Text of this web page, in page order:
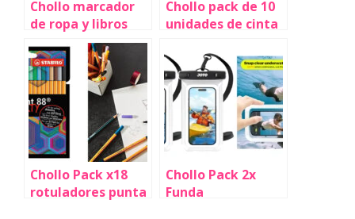
Chollo marcador
de ropa y libros
Mine Compact por
sólo 10,85€ (17%
de descuento)
Chollo pack de 10
unidades de cinta
Micro Tape 8 m x 5
mm por sólo
14,80€ (-35%)
Chollo Pack x18
rotuladores punta
Chollo Pack 2x
Funda